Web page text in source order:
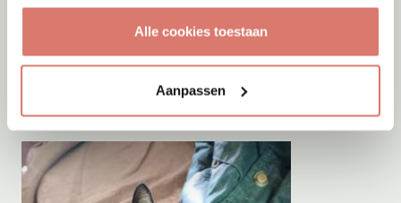
Alle cookies toestaan
Aanpassen
Adoptie
Ottersum